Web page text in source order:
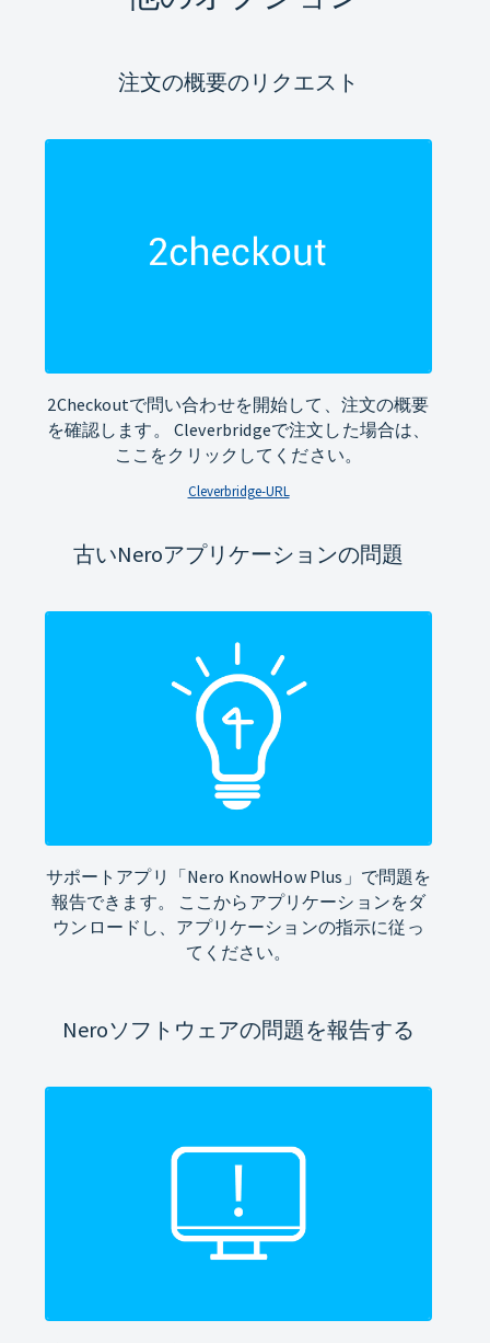
注文の概要のリクエスト
2Checkoutで問い合わせを開始して、注文の概要
を確認します。 Cleverbridgeで注文した場合は、
ここをクリックしてください。
Cleverbridge-URL
古いNeroアプリケーションの問題
サポートアプリ「Nero KnowHow Plus」で問題を
報告できます。 ここからアプリケーションをダ
ウンロードし、アプリケーションの指示に従っ
てください。
Neroソフトウェアの問題を報告する